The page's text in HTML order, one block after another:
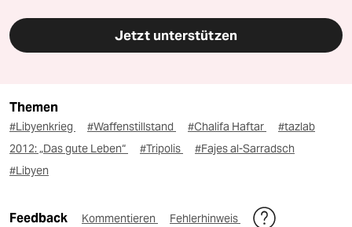
Jetzt unterstützen
Themen
#Libyenkrieg #Waffenstillstand #Chalifa Haftar
#tazlab
2012: „Das gute Leben“
#Tripolis
#Fajes al-Sarradsch
#Libyen
Feedback Kommentieren Fehlerhinweis